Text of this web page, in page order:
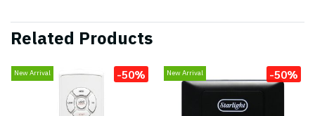
Related Products
New Arrival -50% New Arrival -50%